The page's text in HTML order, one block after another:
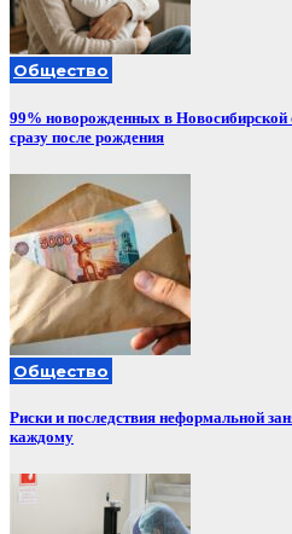
Общество
99% новорожденных в Новосибирской
сразу после рождения
Общество
Риски и последствия неформальной
каждому